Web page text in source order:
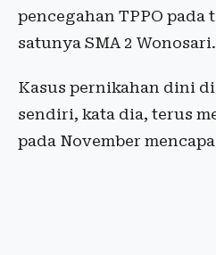
pencegahan TPPO pada
satunya SMA 2 Wonosari.
Kasus pernikahan dini
sendiri, kata dia, terus
pada November